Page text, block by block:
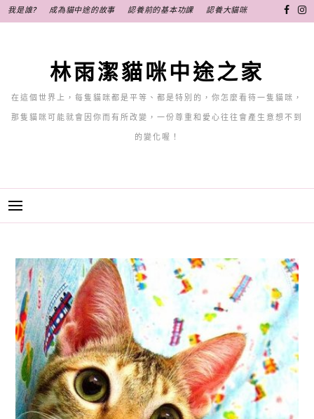
至
我是誰? 成為貓中途的故事 認養前的基本功課 認養大貓咪
林雨潔貓咪中途之家
在這個世界上，每隻貓咪都是平等、都是特別的，你怎麼看待一隻貓咪，
那隻貓咪可能就會因你而有所改變，一份尊重和愛心往往會產生意想不到
的變化喔！